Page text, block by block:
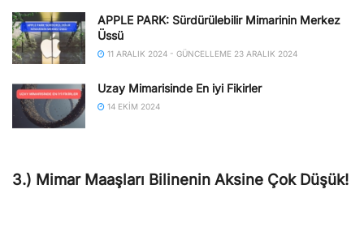
APPLE PARK: Sürdürülebilir Mimarinin Merkez
Üssü
11 ARALIK 2024 - GÜNCELLEME 23 ARALIK 2024
Uzay Mimarisinde En iyi Fikirler
14 EKIM 2024
3.) Mimar Maaşları Bilinenin Aksine Çok Düşük!